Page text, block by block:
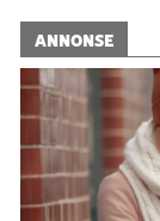
ANNONSE